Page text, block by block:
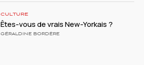
CULTURE
Êtes-vous de vrais New-Yorkais ?
GÉRALDINE BORDÈRE